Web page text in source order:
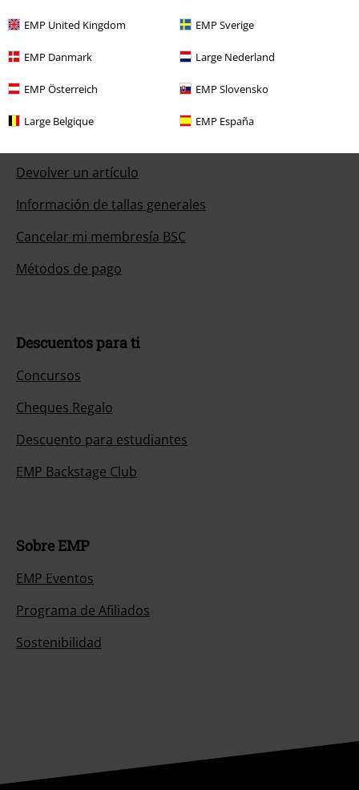
EMP United Kingdom EMP Sverige
EMP Danmark Large Nederland
EMP Österreich EMP Slovensko
Large Belgique EMP España
Devolver un artículo
Información de tallas generales
Cancelar mi membresía BSC
Métodos de pago
Descuentos para ti
Concursos
Cheques Regalo
Descuento para estudiantes
EMP Backstage Club
Sobre EMP
EMP Eventos
Programa de Afiliados
Sostenibilidad